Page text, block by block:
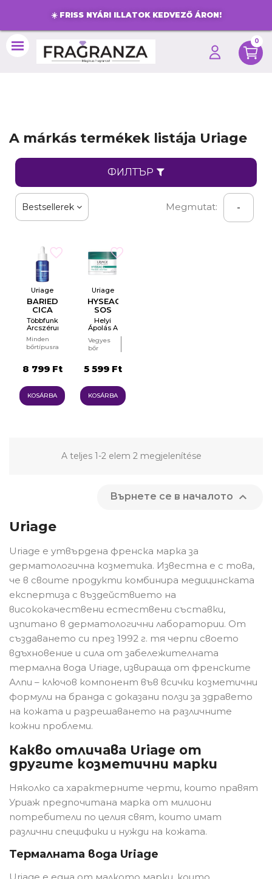
☀️ FRISS NYÁRI ILLATOK KEDVEZŐ ÁRON!
0
A márkás termékek listája Uriage
ФИЛТЪР
Bestsellerek Megmutat: -
Uriage
BARIEDERM
CICA
DAILY
Többfunkciós
Arcszérum
Minden
bőrtípusra
8 799 Ft
KOSÁRBA
Uriage
HYSEAC
SOS
PASTE
Helyi
Ápolás A
Tökéletlenségek
Ellen
Vegyes
bőr
bőr
5 599 Ft
KOSÁRBA
A teljes 1-2 elem 2 megjelenítése
Върнете се в началото 
Uriage
Uriage е утвърдена френска марка за
дерматологична козметика. Известна е с това,
че в своите продукти комбинира медицинската
експертиза с въздействието на
висококачествени естествени съставки,
изпитано в дерматологични лаборатории. От
създаването си през 1992 г. тя черпи своето
вдъхновение и сила от забележителната
термална вода Uriage, извираща от френските
Алпи – ключов компонент във всички козметични
формули на бранда с доказани ползи за здравето
на кожата и разрешаването на различните
кожни проблеми.
Какво отличава Uriage от
другите козметични марки
Няколко са характерните черти, които правят
Уриаж предпочитана марка от милиони
потребители по целия свят, които имат
различни специфики и нужди на кожата.
Термалната вода Uriage
Uriage е една от малкото марки, които